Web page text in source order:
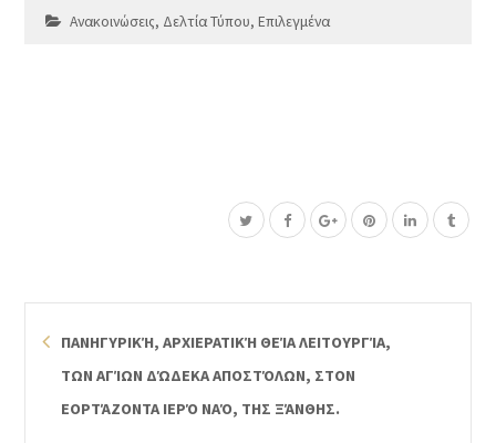
Ανακοινώσεις, Δελτία Τύπου,Επιλεγμένα
ΠΑΝΗΓΥΡΙΚΉ, ΑΡΧΙΕΡΑΤΙΚΉ ΘΕΊΑ ΛΕΙΤΟΥΡΓΊΑ,
ΤΩΝ ΑΓΊΩΝ ΔΏΔΕΚΑ ΑΠΟΣΤΌΛΩΝ, ΣΤΟΝ
ΕΟΡΤΆΖΟΝΤΑ ΙΕΡΌ ΝΑΌ, ΤΗΣ ΞΆΝΘΗΣ.